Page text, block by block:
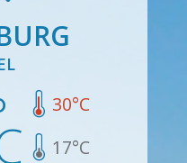
30°C
17°C